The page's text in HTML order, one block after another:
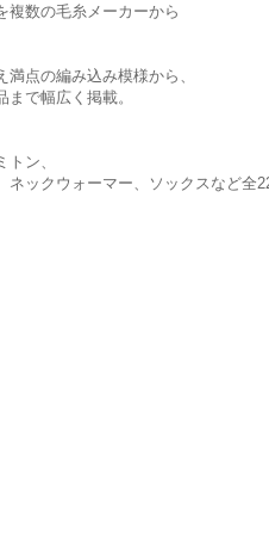
複数の毛糸メーカーから
点の編み込み模様から、
で幅広く掲載。
ン、
ックウォーマー、ソックスなど全22